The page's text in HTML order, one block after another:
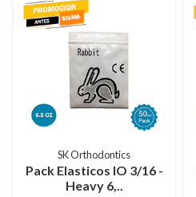
SK Orthodontics
Pack Elasticos IO 3/16 -
Heavy 6,..